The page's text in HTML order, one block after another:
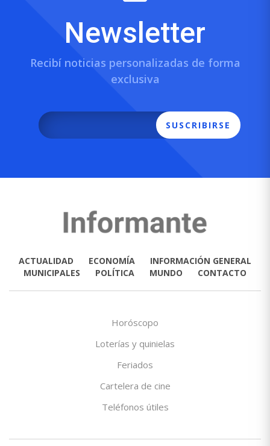
Newsletter
Recibí noticias personalizadas de forma
exclusiva
SUSCRIBIRSE
ACTUALIDAD ECONOMÍA
INFORMACIÓN GENERAL
MUNICIPALES
POLÍTICA MUNDO CONTACTO
Horóscopo
Loterías y quinielas
Feriados
Cartelera de cine
Teléfonos útiles